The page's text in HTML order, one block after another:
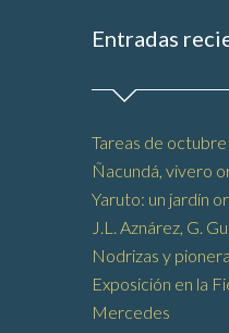
Entradas
Tareas de octubre
Ñacundá, vivero
Yaruto: un jardín
J.L. Aznárez, G.
Nodrizas y
Exposición en la
Mercedes